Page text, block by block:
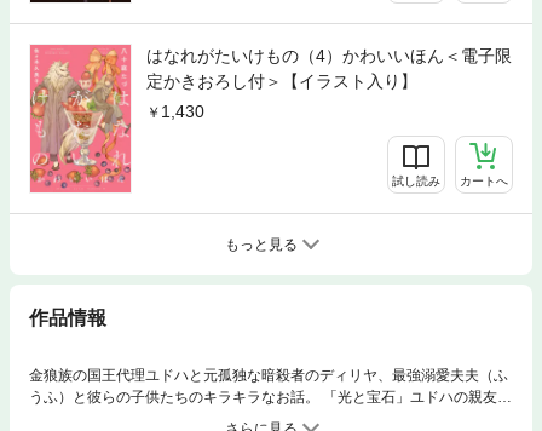
はなれがたいけもの（4）かわいいほん＜電子限
定かきおろし付＞【イラスト入り】
1,430
試し読み カートへ
もっと見る
作品情報
金狼族の国王代理ユドハと元孤独な暗殺者のディリヤ、最強溺愛夫夫（ふ
うふ）と彼らの子供たちのキラキラなお話。 「光と宝石」ユドハの親友の
訪れで、かつてユドハが行方の知れないディリヤを恋い求めた日々が明ら